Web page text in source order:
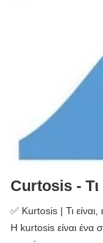
Curtosis - Τι
✅ Kurtosis | Τι
Η kurtosis είναι ένα